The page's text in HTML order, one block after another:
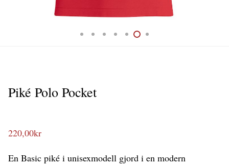
Piké Polo Pocket
220,00kr
En Basic piké i unisexmodell gjord i en modern